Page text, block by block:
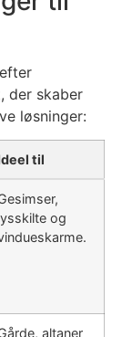
der skaber
løsninger:
til
og
altaner